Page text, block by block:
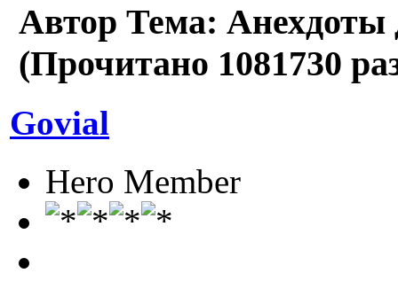
Автор Тема: Анехдоты
(Прочитано 1081730
Govial
Hero Member